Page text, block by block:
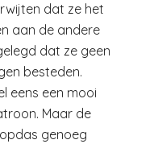
dat ze het
aan de andere
dat ze geen
besteden.
eens een mooi
Maar de
genoeg